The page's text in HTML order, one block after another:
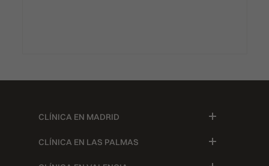
CLÍNICA EN MADRID
CLÍNICA EN LAS PALMAS